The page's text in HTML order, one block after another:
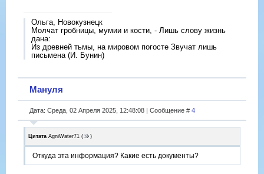
Ольга, Новокузнецк
Молчат гробницы, мумии и кости, - Лишь слову жизнь
дана:
Из древней тьмы, на мировом погосте Звучат лишь
письмена (И. Бунин)
Мануля
Дата: Среда, 02 Апреля 2025, 12:48:08 | Сообщение # 4
Цитата AgniWater71 ( )
Откуда эта информация? Какие есть документы?